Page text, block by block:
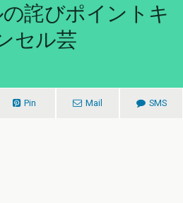
詫びポイントキ
セル芸
Pin Mail SMS